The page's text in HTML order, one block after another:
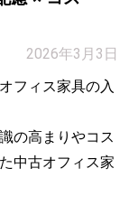
2026年3月3日
フィス家具の入
の高まりやコス
中古オフィス家